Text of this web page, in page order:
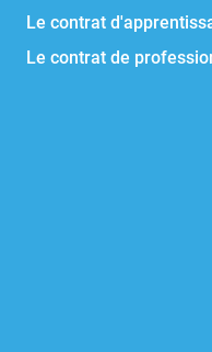
Le contrat
Le contrat de